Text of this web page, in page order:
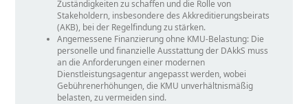
Zuständigkeiten zu schaffen und die Rolle von
Stakeholdern, insbesondere des Akkreditierungsbeirats
(AKB), bei der Regelfindung zu stärken.
Angemessene Finanzierung ohne KMU-Belastung: Die
personelle und finanzielle Ausstattung der DAkkS muss
an die Anforderungen einer modernen
Dienstleistungsagentur angepasst werden, wobei
Gebührenerhöhungen, die KMU unverhältnismäßig
belasten, zu vermeiden sind.